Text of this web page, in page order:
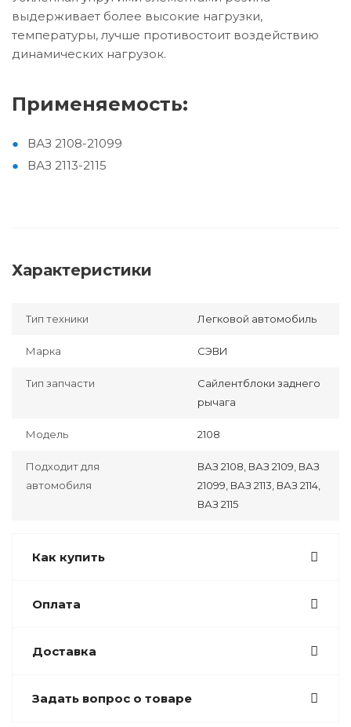
выдерживает более высокие нагрузки,
температуры, лучше противостоит воздействию
динамических нагрузок.
Применяемость:
ВАЗ 2108-21099
ВАЗ 2113-2115
Характеристики
Тип техники Легковой автомобиль
Марка СЭВИ
Тип запчасти
Сайлентблоки заднего
рычага
Модель 2108
Подходит для
автомобиля
ВАЗ 2108, ВАЗ 2109, ВАЗ
21099, ВАЗ 2113, ВАЗ 2114,
ВАЗ 2115
Как купить
Оплата
Доставка
Задать вопрос о товаре